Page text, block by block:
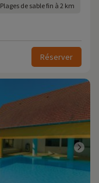
Plages de sable fin à 2 km
Réserver